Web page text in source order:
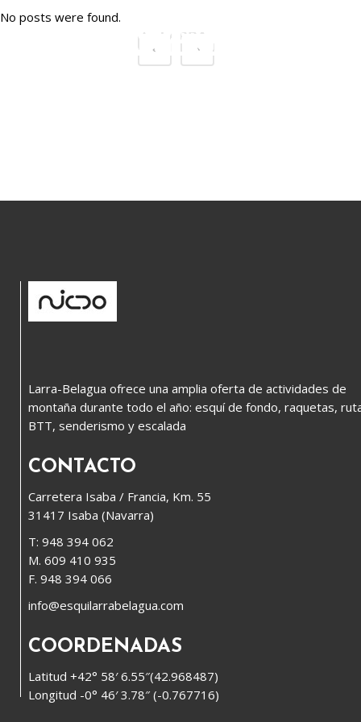
No posts were found.
Larra-Belagua ofrece una amplia oferta de actividades de
montaña durante todo el año: esquí de fondo, raquetas,
BTT, senderismo y escalada
CONTACTO
Carretera Isaba / Francia, Km. 55
31417 Isaba (Navarra)
T: 948 394 062
M. 609 410 935
F. 948 394 066
info@esquilarrabelagua.com
COORDENADAS
Latitud +42° 58′ 6.55″(42.968487)
Longitud -0° 46′ 3.78″ (-0.767716)